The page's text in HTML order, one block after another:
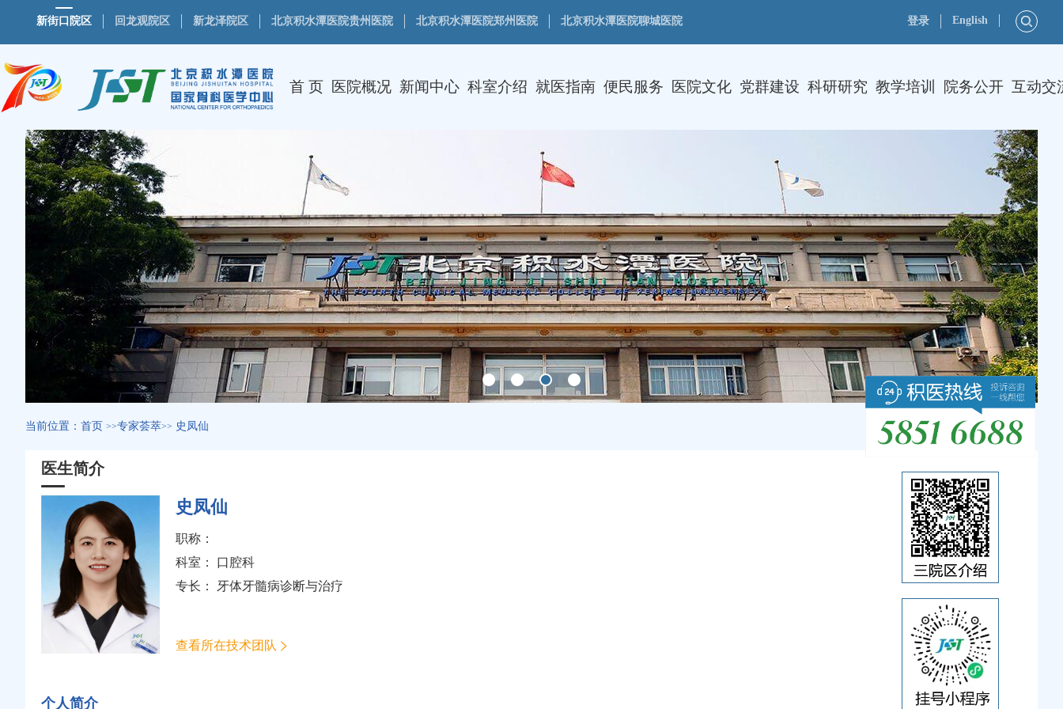
新街口院区 回龙观院区 新龙泽院区 北京积水潭医院贵州医院 北京积水潭医院郑州医院 北京积水潭医院聊城医院 登录 English
首 页 医院概况 新闻中心 科室介绍 就医指南 便民服务 医院文化 党群建设 科研研究 教学培训 院务公开 互动交
当前位置： 首页 >>专家荟萃>> 史凤仙
医生简介
史凤仙
职称：
科室： 口腔科
专长： 牙体牙髓病诊断与治疗
查看所在技术团队
个人简介